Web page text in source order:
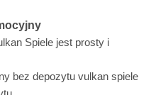
Spiele jest prosty i
bez depozytu vulkan spiele